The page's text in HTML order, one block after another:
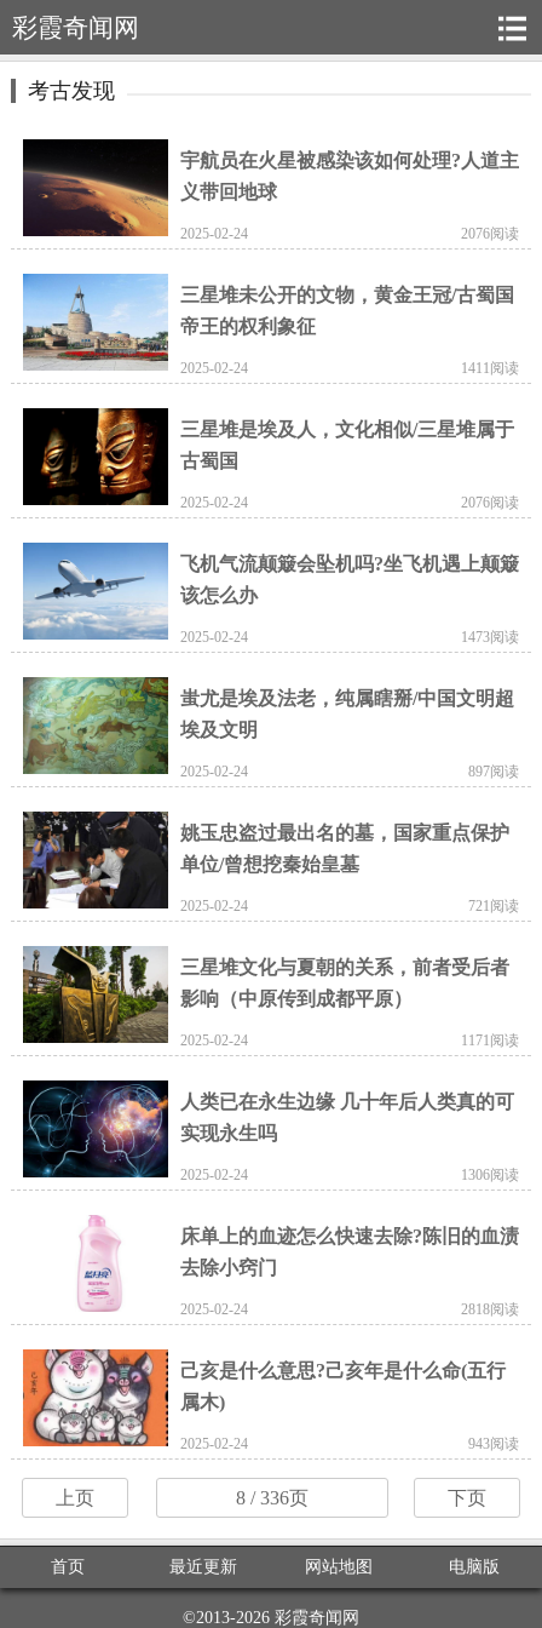
彩霞奇闻网
考古发现
宇航员在火星被感染该如何处理?人道主
义带回地球
2025-02-24 2076阅读
三星堆未公开的文物，黄金王冠/古蜀国
帝王的权利象征
2025-02-24 1411阅读
三星堆是埃及人，文化相似/三星堆属于
古蜀国
2025-02-24 2076阅读
飞机气流颠簸会坠机吗?坐飞机遇上颠簸
该怎么办
2025-02-24 1473阅读
蚩尤是埃及法老，纯属瞎掰/中国文明超
埃及文明
2025-02-24 897阅读
姚玉忠盗过最出名的墓，国家重点保护
单位/曾想挖秦始皇墓
2025-02-24 721阅读
三星堆文化与夏朝的关系，前者受后者
影响（中原传到成都平原）
2025-02-24 1171阅读
人类已在永生边缘 几十年后人类真的可
实现永生吗
2025-02-24 1306阅读
床单上的血迹怎么快速去除?陈旧的血渍
去除小窍门
2025-02-24 2818阅读
己亥是什么意思?己亥年是什么命(五行
属木)
2025-02-24 943阅读
上页 8/ 336页 下页
首页 最近更新 网站地图 电脑版
©2013-2026 彩霞奇闻网